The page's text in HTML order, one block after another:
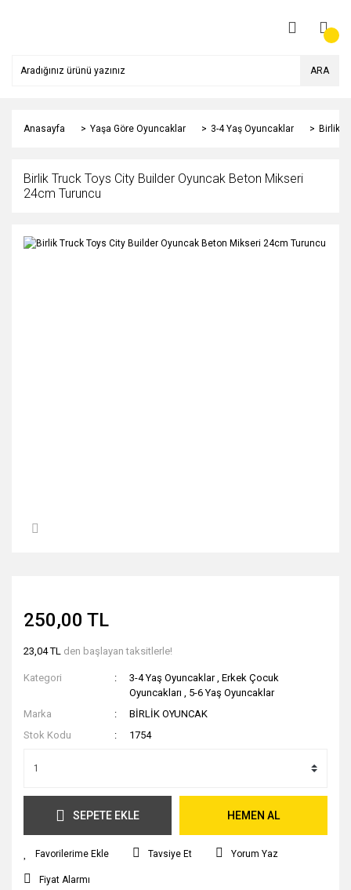
ARA
Anasayfa Yaşa Göre Oyuncaklar 3-4 Yaş Oyuncaklar Birlik
Birlik Truck Toys City Builder Oyuncak Beton Mikseri
24cm Turuncu
250,00 TL
23,04 TL den başlayan taksitlerle!
Kategori 3-4 Yaş Oyuncaklar ,Erkek Çocuk
Oyuncakları , 5-6 Yaş Oyuncaklar
Marka
BİRLİK OYUNCAK
Stok Kodu
1754
SEPETE EKLE HEMEN AL
Tavsiye Et Yorum Yaz
Fiyat Alarmı